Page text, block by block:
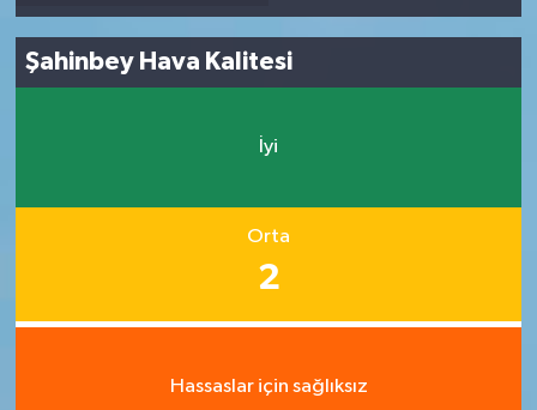
Şahinbey Hava Kalitesi
İyi
Orta
2
Hassaslar için sağlıksız